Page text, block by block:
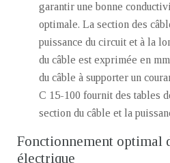
garantir une bonne
optimale. La section des
puissance du circuit et à la
du câble est exprimée en
du câble à supporter un
C 15-100 fournit des tables
section du câble et la
Fonctionnement optimal
électrique